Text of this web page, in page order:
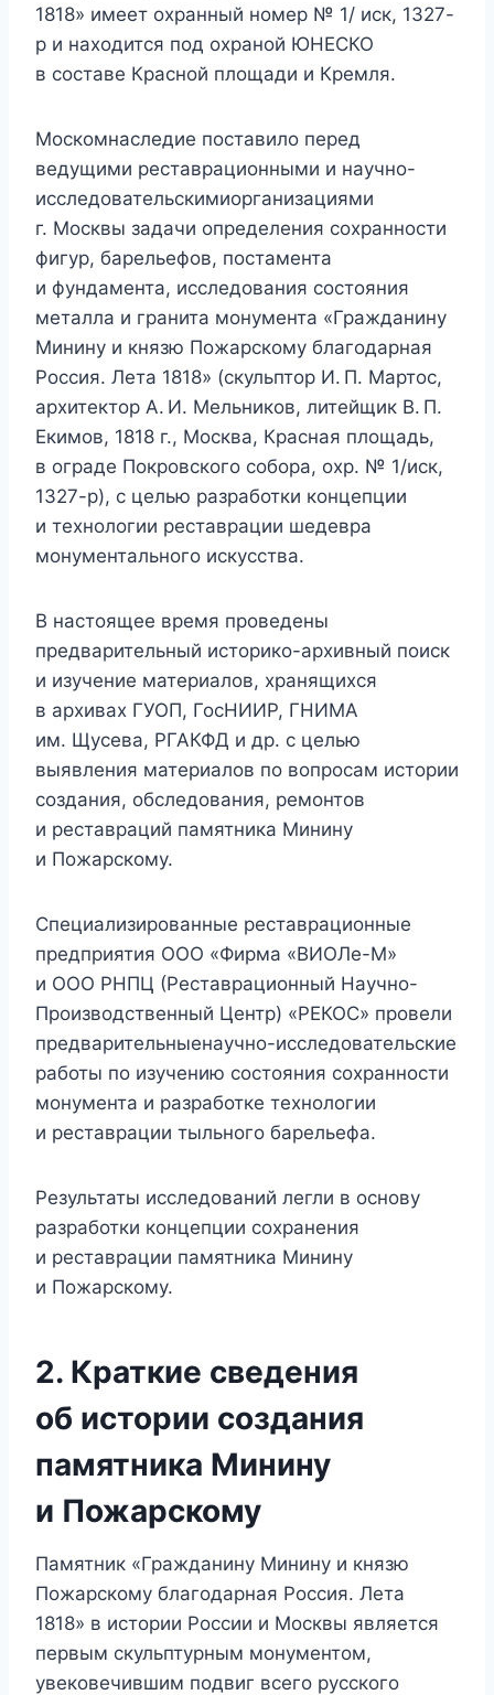
1818» имеет охранный номер № 1/ иск, 1327-
р и находится под охраной ЮНЕСКО
в составе Красной площади и Кремля.
Москомнаследие поставило перед
ведущими реставрационными и научно-
исследовательскимиорганизациями
г. Москвы задачи определения сохранности
фигур, барельефов, постамента
и фундамента, исследования состояния
металла и гранита монумента «Гражданину
Минину и князю Пожарскому благодарная
Россия. Лета 1818» (скульптор И. П. Мартос,
архитектор А. И. Мельников, литейщик В. П.
Екимов, 1818 г., Москва, Красная площадь,
в ограде Покровского собора, охр. № 1/иск,
1327-р), с целью разработки концепции
и технологии реставрации шедевра
монументального искусства.
В настоящее время проведены
предварительный историко-архивный поиск
и изучение материалов, хранящихся
в архивах ГУОП, ГосНИИР, ГНИМА
им. Щусева, РГАКФД и др. с целью
выявления материалов по вопросам истории
создания, обследования, ремонтов
и реставраций памятника Минину
и Пожарскому.
Специализированные реставрационные
предприятия ООО «Фирма «ВИОЛе-М»
и ООО РНПЦ (Реставрационный Научно-
Производственный Центр) «РЕКОС» провели
предварительныенаучно-исследовательские
работы по изучению состояния сохранности
монумента и разработке технологии
и реставрации тыльного барельефа.
Результаты исследований легли в основу
разработки концепции сохранения
и реставрации памятника Минину
и Пожарскому.
2. Краткие сведения
об истории создания
памятника Минину
и Пожарскому
Памятник «Гражданину Минину и князю
Пожарскому благодарная Россия. Лета
1818» в истории России и Москвы является
первым скульптурным монументом,
увековечившим подвиг всего русского